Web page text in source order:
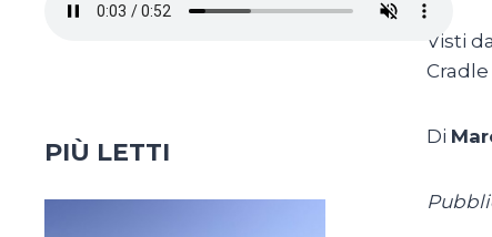
Visti
Di
PIÙ LETTI